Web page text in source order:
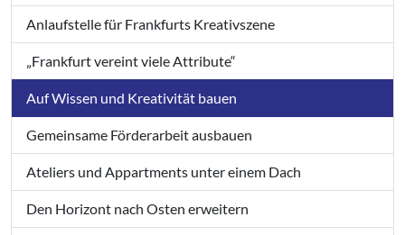
Anlaufstelle für Frankfurts Kreativszene
„Frankfurt vereint viele Attribute“
Auf Wissen und Kreativität bauen
Gemeinsame Förderarbeit ausbauen
Ateliers und Appartments unter einem Dach
Den Horizont nach Osten erweitern